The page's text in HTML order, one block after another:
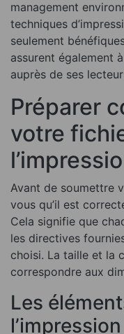
management
techniques
seulement
assurent également
auprès de ses
Préparer
votre
Avant de soumettre
vous qu’il est
Cela signifie que
les directives
choisi. La taille et la
correspondre aux
Les
l’impression